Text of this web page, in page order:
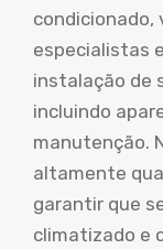
condicionado,
especialistas
instalação de
incluindo
manutenção.
altamente
garantir que
climatizado e